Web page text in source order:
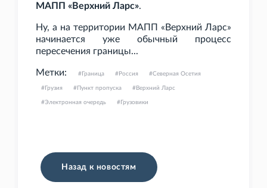
МАПП «Верхний Ларс».
Ну, а на территории МАПП «Верхний Ларс»
начинается уже обычный процесс
пересечения границы...
Метки: Граница Россия Северная Осетия
Грузия Пункт пропуска Верхний Ларс
Электронная очередь Грузовики
Назад к новостям